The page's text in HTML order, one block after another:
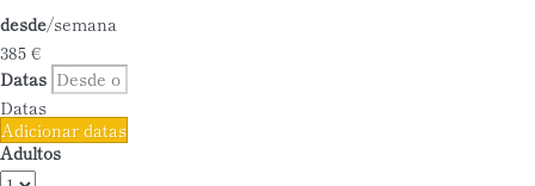
desde/semana
385 €
Datas
Datas
Adicionar datas
Adultos